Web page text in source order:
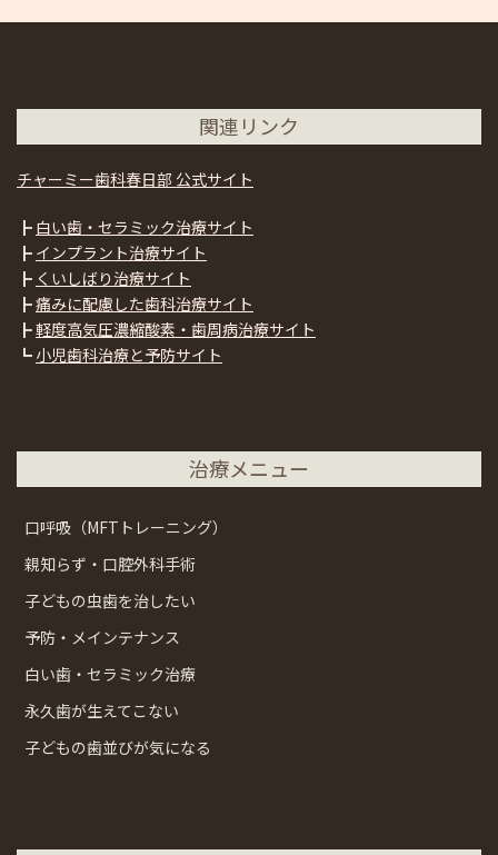
関連リンク
チャーミー歯科春日部 公式サイト
┣ 白い歯・セラミック治療サイト
┣ インプラント治療サイト
┣ くいしばり治療サイト
┣痛みに配慮した歯科治療サイト
┣軽度高気圧濃縮酸素・歯周病治療サイト
┗ 小児歯科治療と予防サイト
治療メニュー
口呼吸（MFTトレーニング）
親知らず・口腔外科手術
子どもの虫歯を治したい
予防・メインテナンス
白い歯・セラミック治療
永久歯が生えてこない
子どもの歯並びが気になる